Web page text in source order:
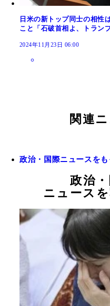
日米の新トップ同士の相
こと「石破首相よ、トラン
2024年11月23日 06:00
関連
政治・国際ニュースをも
政治
ニュース